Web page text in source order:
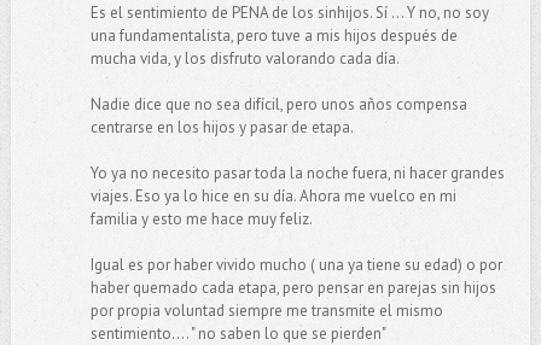
Es el sentimiento de PENA de los sinhijos. Sí ... Y no, no soy
una fundamentalista, pero tuve a mis hijos después de
mucha vida, y los disfruto valorando cada día.
Nadie dice que no sea difícil, pero unos años compensa
centrarse en los hijos y pasar de etapa.
Yo ya no necesito pasar toda la noche fuera, ni hacer grandes
viajes. Eso ya lo hice en su día. Ahora me vuelco en mi
familia y esto me hace muy feliz.
Igual es por haber vivido mucho ( una ya tiene su edad) o por
haber quemado cada etapa, pero pensar en parejas sin hijos
por propia voluntad siempre me transmite el mismo
sentimiento.... " no saben lo que se pierden"